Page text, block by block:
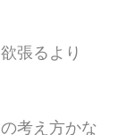
張るより
考え方かな